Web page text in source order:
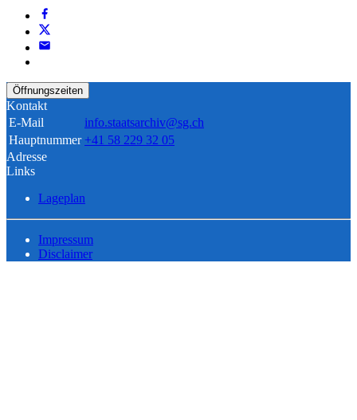
Öffnungszeiten
Kontakt
E-Mail
info.staatsarchiv@sg.ch
Hauptnummer +41 58 229 32 05
Adresse
Links
Lageplan
Impressum
Disclaimer